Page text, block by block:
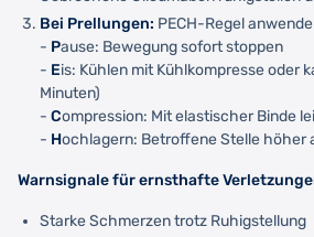
Bei Prellungen: PECH-Regel
- Pause: Bewegung sofort stoppen
- Eis: Kühlen mit Kühlkompresse oder
Minuten)
- Compression: Mit elastischer Binde
- Hochlagern: Betroffene Stelle höher
Warnsignale für ernsthafte
Starke Schmerzen trotz Ruhigstellung